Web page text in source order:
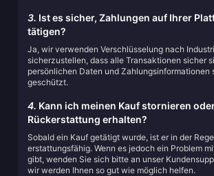
3. Ist es sicher, Zahlungen auf Ihrer
tätigen?
Ja, wir verwenden Verschlüsselung nach
sicherzustellen, dass alle Transaktionen sicher
persönlichen Daten und Zahlungsinformationen
geschützt.
4. Kann ich meinen Kauf stornieren
Rückerstattung erhalten?
Sobald ein Kauf getätigt wurde, ist er in der
erstattungsfähig. Wenn es jedoch ein Problem
gibt, wenden Sie sich bitte an unser
wir werden Ihnen so gut wie möglich helfen.